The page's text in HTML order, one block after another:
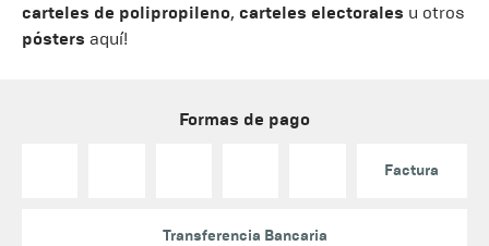
carteles de polipropileno, carteles electorales u otros
pósters aquí!
Formas de pago
Factura
Transferencia Bancaria